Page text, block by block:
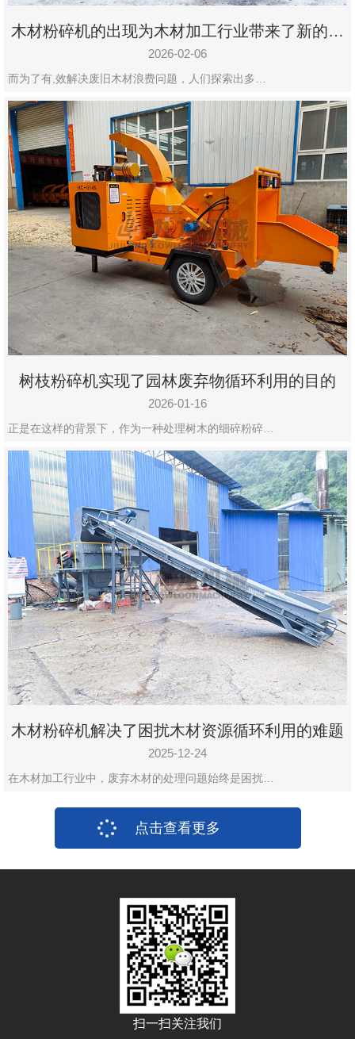
木材粉碎机的出现为木材加工行业带来了新的变
化
2026-02-06
而为了有,效解决废旧木材浪费问题，人们探索出多…
树枝粉碎机实现了园林废弃物循环利用的目的
2026-01-16
正是在这样的背景下，作为一种处理树木的细碎粉碎…
木材粉碎机解决了困扰木材资源循环利用的难题
2025-12-24
在木材加工行业中，废弃木材的处理问题始终是困扰…
点击查看更多
扫一扫关注我们